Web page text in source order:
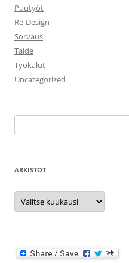
Puutyöt
Re-Design
Sorvaus
Taide
Työkalut
Uncategorized
ARKISTOT
Arkistot